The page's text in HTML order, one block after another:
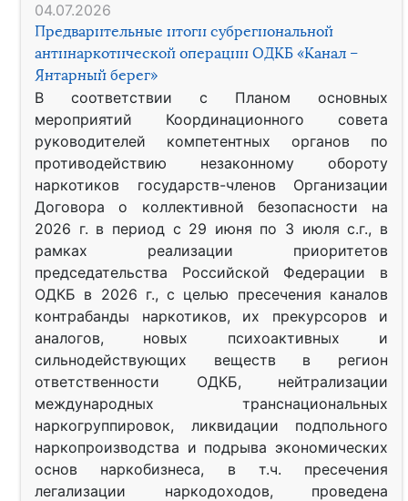
04.07.2026
Предварительные итоги субрегиональной
антинаркотической операции ОДКБ «Канал –
Янтарный берег»
В соответствии с Планом основных
мероприятий Координационного совета
руководителей компетентных органов по
противодействию незаконному обороту
наркотиков государств-членов Организации
Договора о коллективной безопасности на
2026 г. в период с 29 июня по 3 июля с.г., в
рамках реализации приоритетов
председательства Российской Федерации в
ОДКБ в 2026 г., с целью пресечения каналов
контрабанды наркотиков, их прекурсоров и
аналогов, новых психоактивных и
сильнодействующих веществ в регион
ответственности ОДКБ, нейтрализации
международных транснациональных
наркогруппировок, ликвидации подпольного
наркопроизводства и подрыва экономических
основ наркобизнеса, в т.ч. пресечения
легализации наркодоходов, проведена